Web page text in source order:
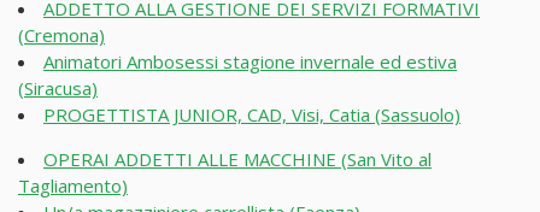
ADDETTO ALLA GESTIONE DEI SERVIZI FORMATIVI
(Cremona)
Animatori Ambosessi stagione invernale ed estiva
(Siracusa)
PROGETTISTA JUNIOR, CAD, Visi, Catia (Sassuolo)
OPERAI ADDETTI ALLE MACCHINE (San Vito al
Tagliamento)